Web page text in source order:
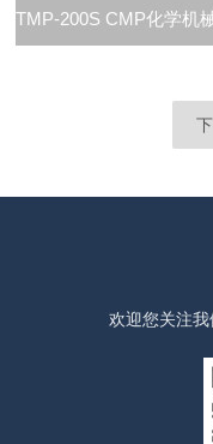
欢迎您关注